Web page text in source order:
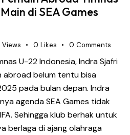
di SEA Games
Views 0 Likes 0 Comments
U-22 Indonesia, Indra Sjafri
abroad belum tentu bisa
pada bulan depan. Indra
agenda SEA Games tidak
Sehingga klub berhak untuk
berlaga di ajang olahraga